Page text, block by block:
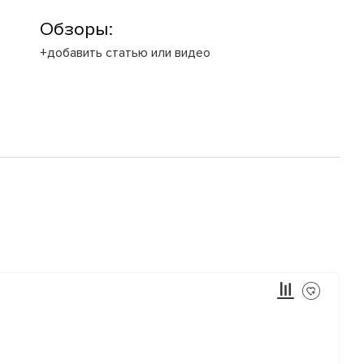
Обзоры:
+добавить статью или видео